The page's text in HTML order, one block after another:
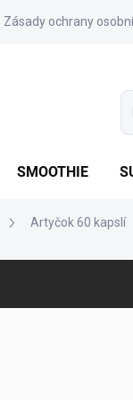
Zásady ochrany
SMOOTHIE
Artyčok 60 kapslí